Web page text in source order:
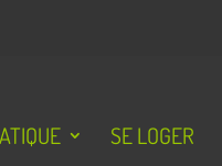
SE LOGER